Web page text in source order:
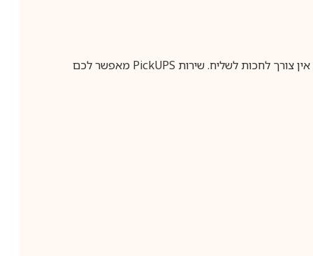
צורך לחכות לשליח. שירות PickUPS מאפשר לכם